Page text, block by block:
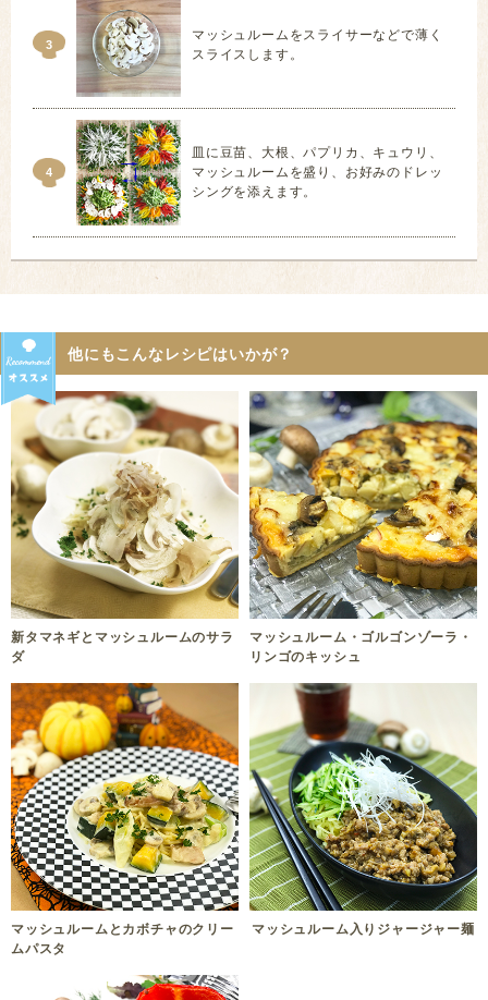
3
マッシュルームをスライサーなどで薄く
スライスします。
4
皿に豆苗、大根、パプリカ、キュウリ、
マッシュルームを盛り、お好みのドレッ
シングを添えます。
他にもこんなレシピはいかが？
新タマネギとマッシュルームのサラ
ダ
マッシュルーム・ゴルゴンゾーラ・
リンゴのキッシュ
マッシュルームとカボチャのクリー
ムパスタ
マッシュルーム入りジャージャー麺